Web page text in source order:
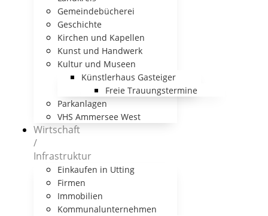
Gemeindebücherei
Geschichte
Kirchen und Kapellen
Kunst und Handwerk
Kultur und Museen
Künstlerhaus Gasteiger
Freie Trauungstermine
Parkanlagen
VHS Ammersee West
Wirtschaft
/
Infrastruktur
Einkaufen in Utting
Firmen
Immobilien
Kommunalunternehmen